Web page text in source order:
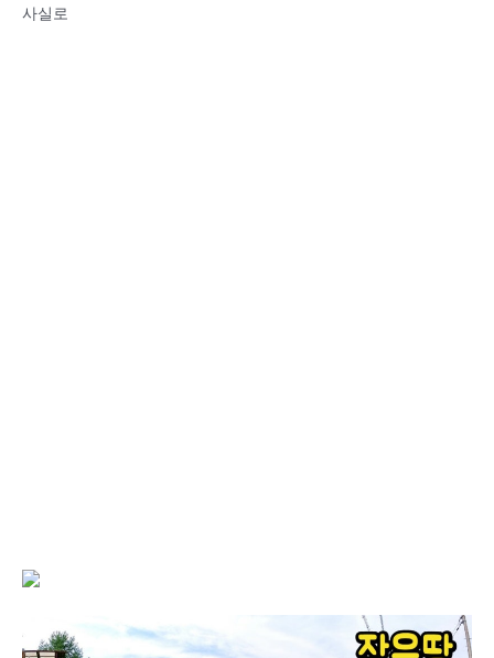
사실로